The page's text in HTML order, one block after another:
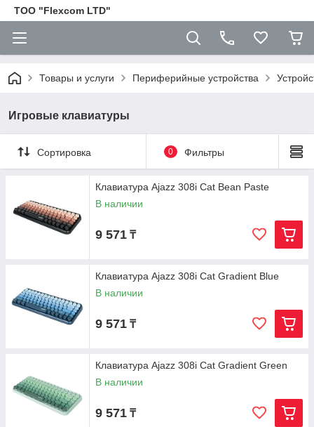
ТОО "Flexcom LTD"
Товары и услуги Периферийные устройства
Игровые клавиатуры
Сортировка 0 Фильтры
Клавиатура Ajazz 308i Cat Bean Paste
В наличии
9 571 ₸
Клавиатура Ajazz 308i Cat Gradient Blue
В наличии
9 571 ₸
Клавиатура Ajazz 308i Cat Gradient Green
В наличии
9 571 ₸